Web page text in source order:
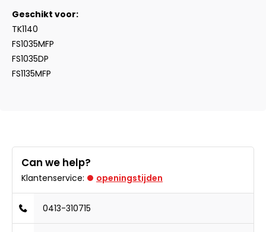
Geschikt voor:
TK1140
FS1035MFP
FS1035DP
FS1135MFP
Can we help?
Klantenservice: openingstijden
0413-310715